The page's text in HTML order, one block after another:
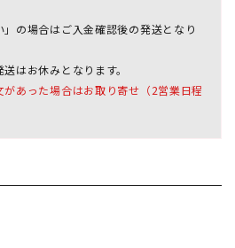
の場合はご入金確認後の発送となり
はお休みとなります。
あった場合はお取り寄せ（2営業日程